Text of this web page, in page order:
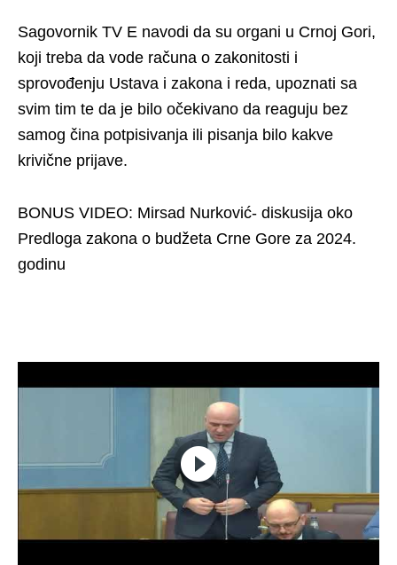
Sagovornik TV E navodi da su organi u Crnoj Gori,
koji treba da vode računa o zakonitosti i
sprovođenju Ustava i zakona i reda, upoznati sa
svim tim te da je bilo očekivano da reaguju bez
samog čina potpisivanja ili pisanja bilo kakve
krivične prijave.
BONUS VIDEO: Mirsad Nurković- diskusija oko
Predloga zakona o budžeta Crne Gore za 2024.
godinu